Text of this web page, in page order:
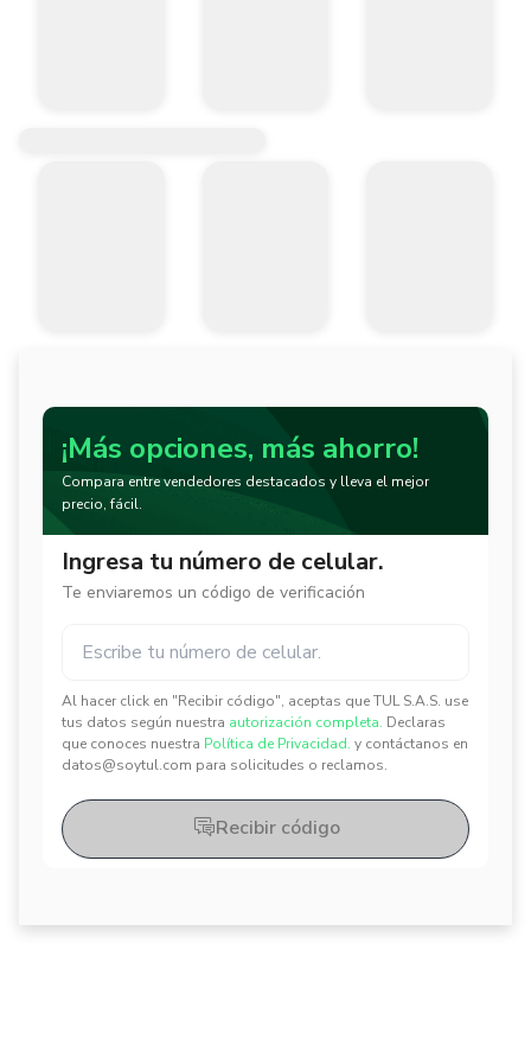
¡Más opciones, más ahorro!
Compara entre vendedores destacados y lleva el mejor
precio, fácil.
Ingresa tu número de celular.
Te enviaremos un código de verificación
Al hacer click en "Recibir código", aceptas que TUL S.A.S. use
tus datos según nuestra autorización completa. Declaras
que conoces nuestra Política de Privacidad. y contáctanos en
datos@soytul.com para solicitudes o reclamos.
✕
✕
Recibir código